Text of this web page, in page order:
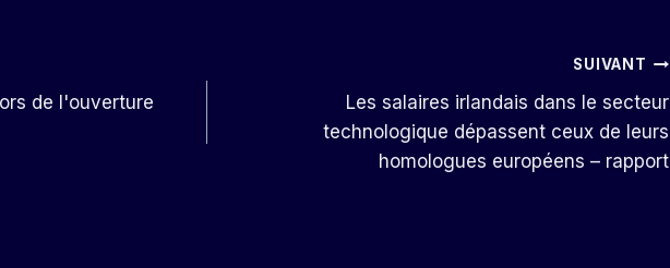
de l'ouverture
SUIVANT
Les salaires irlandais dans le secteur
technologique dépassent ceux de leurs
homologues européens – rapport